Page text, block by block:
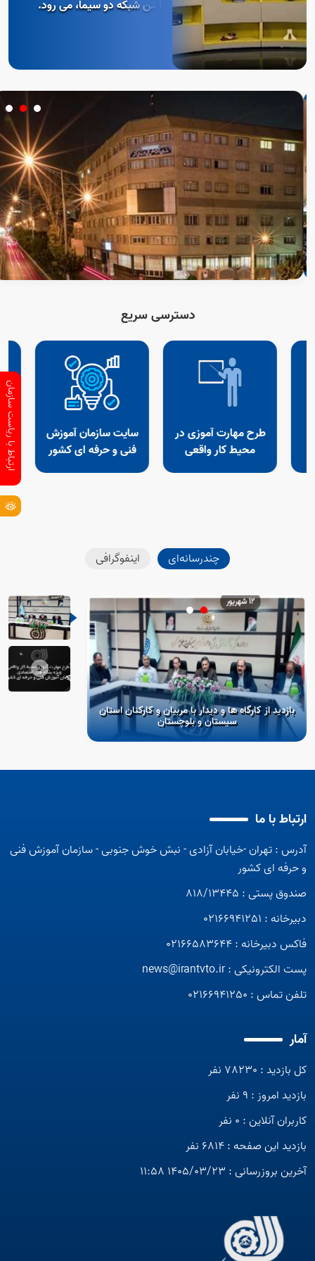
Open
آنتن شبکه دو سیما، می رود.
دسترسی سریع
طرح مهارت آموزی در
محیط کار واقعی
سایت سازمان آموزش
فنی و حرفه ای کشور
چندرسانه‌ای اینفوگرافی
بازدید از کارگاه ها و دیدار با مربیان و کارکنان استان
سیستان و بلوچستان
محیط کار واقعی مشاوره
ارتباط با ما
آدرس : تهران -خیابان آزادی - نبش خوش جنوبی - سازمان آموزش فنی
و حرفه ای کشور
صندوق پستی : 818/13445
دبیرخانه : 02166941251
فاکس دبیرخانه : 02166583644
پست الکترونیکی :news@irantvto.ir
تلفن تماس : 02166941250
آمار
کل بازدید : 78230 نفر
بازدید امروز : 9 نفر
کاربران آنلاین : 0 نفر
بازدید این صفحه : 6814 نفر
آخرین بروزرسانی : 1405/03/23 11:58
ارتباط با ریاست سازمان